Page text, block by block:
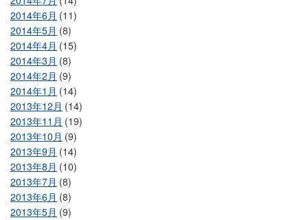
2014年6月 (11)
2014年5月 (8)
2014年4月 (15)
2014年3月 (8)
2014年2月 (9)
2014年1月 (14)
2013年12月 (14)
2013年11月 (19)
2013年10月 (9)
2013年9月 (14)
2013年8月 (10)
2013年7月 (8)
2013年6月 (8)
2013年5月 (9)